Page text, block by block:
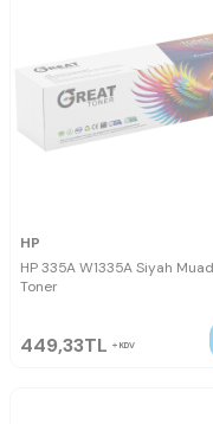
HP
HP 335A W1335A Siyah
Toner
449,33TL KDV